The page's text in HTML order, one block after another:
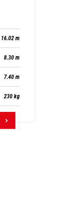
16.02 m
8.30 m
7.40 m
230 kg